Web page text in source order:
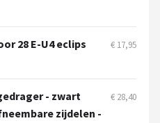
28 E-U4 eclips
€ 17,95
- zwart
zijdelen -
€ 28,40